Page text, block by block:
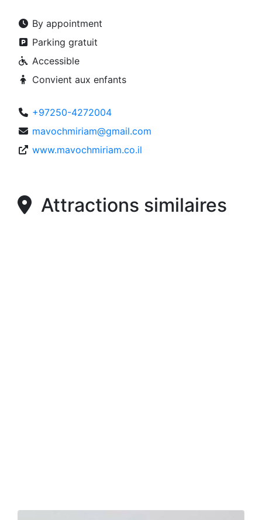
By appointment
Parking gratuit
Accessible
Convient aux enfants
+97250-4272004
mavochmiriam@gmail.com
www.mavochmiriam.co.il
Attractions similaires